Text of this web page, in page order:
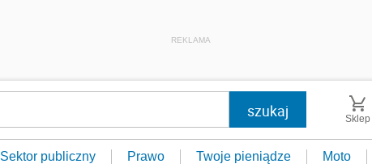
REKLAMA
Sklep
Sektor publiczny Prawo Twoje pieniądze Moto